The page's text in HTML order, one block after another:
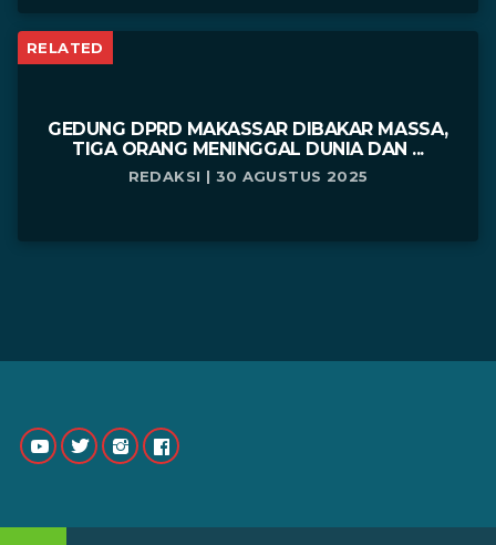
RELATED
GEDUNG DPRD MAKASSAR DIBAKAR MASSA,
TIGA ORANG MENINGGAL DUNIA DAN ...
REDAKSI | 30 AGUSTUS 2025